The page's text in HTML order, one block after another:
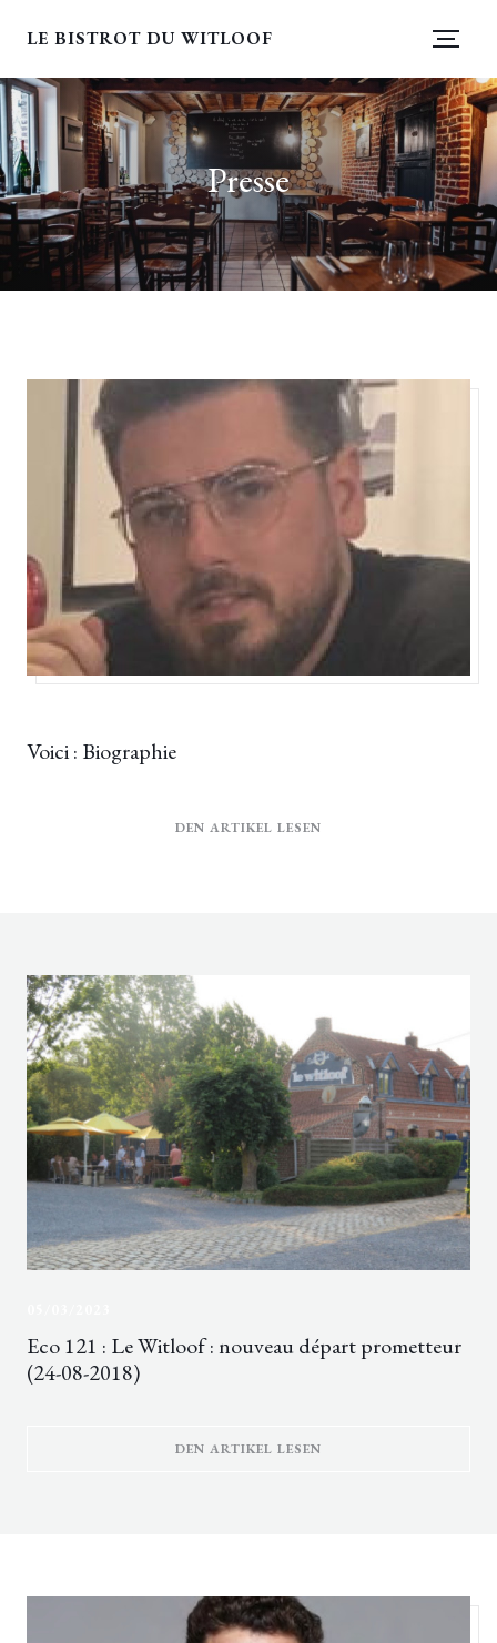
LE BISTROT DU WITLOOF
Presse
Voici : Biographie
DEN ARTIKEL LESEN
Eco 121 : Le Witloof : nouveau départ prometteur
(24-08-2018)
DEN ARTIKEL LESEN